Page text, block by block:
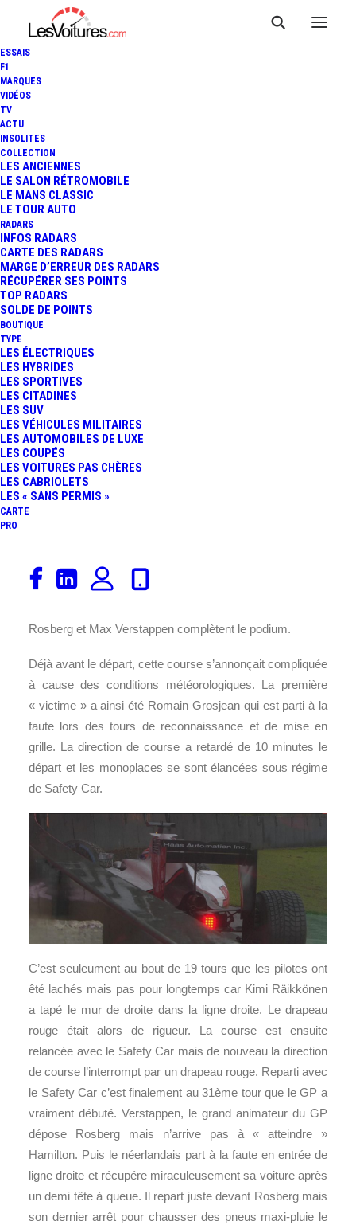
ESSAIS
F1
MARQUES
VIDÉOS
TV
ACTU
INSOLITES
COLLECTION
LES ANCIENNES
LE SALON RÉTROMOBILE
LE MANS CLASSIC
LE TOUR AUTO
RADARS
INFOS RADARS
CARTE DES RADARS
MARGE D’ERREUR DES RADARS
RÉCUPÉRER SES POINTS
TOP RADARS
SOLDE DE POINTS
BOUTIQUE
TYPE
LES ÉLECTRIQUES
LES HYBRIDES
LES SPORTIVES
LES CITADINES
LES SUV
LES VÉHICULES MILITAIRES
LES AUTOMOBILES DE LUXE
LES COUPÉS
LES VOITURES PAS CHÈRES
LES CABRIOLETS
LES « SANS PERMIS »
CARTE
PRO
HAMILTON S'IMPOSE DANS
3 Minutes |
Lewis Hamilton remporte pour la 1er fois de sa carrière le
Grand Prix du Brésil. Une course disputée sous la pluie et
Rosberg et Max Verstappen complètent le podium.
Déjà avant le départ, cette course s’annonçait compliquée
à cause des conditions météorologiques. La première
« victime » a ainsi été Romain Grosjean qui est parti à la
faute lors des tours de reconnaissance et de mise en
grille. La direction de course a retardé de 10 minutes le
départ et les monoplaces se sont élancées sous régime
de Safety Car.
C’est seuleument au bout de 19 tours que les pilotes ont
êté lachés mais pas pour longtemps car Kimi Räikkönen
a tapé le mur de droite dans la ligne droite. Le drapeau
rouge était alors de rigueur. La course est ensuite
relancée avec le Safety Car mais de nouveau la direction
de course l’interrompt par un drapeau rouge. Reparti avec
le Safety Car c’est finalement au 31ème tour que le GP a
vraiment débuté. Verstappen, le grand animateur du GP
dépose Rosberg mais n’arrive pas à « atteindre »
Hamilton. Puis le néerlandais part à la faute en entrée de
ligne droite et récupére miraculeusement sa voiture après
un demi tête à queue. Il repart juste devant Rosberg mais
son dernier arrêt pour chausser des pneus maxi-pluie le